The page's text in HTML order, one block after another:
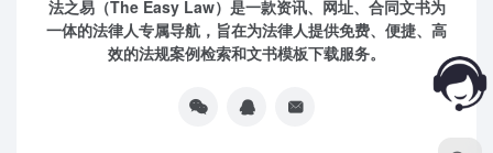
法之易（The Easy Law）是一款资讯、网址、合同文书为
一体的法律人专属导航，旨在为法律人提供免费、便捷、高
效的法规案例检索和文书模板下载服务。